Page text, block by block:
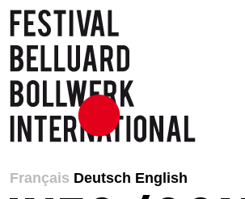
Français Deutsch English